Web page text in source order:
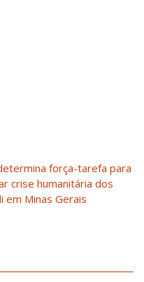
força-tarefa para
crise humanitária dos
em Minas Gerais